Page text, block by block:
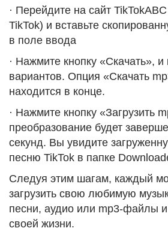
· Перейдите на сайт
TikTok) и вставьте
в поле ввода
· Нажмите кнопку «Скачать»,
вариантов. Опция «Скачать
находится в конце.
· Нажмите кнопку «Загрузить
преобразование будет
секунд. Вы увидите
песню TikTok в папке
Следуя этим шагам, каждый
загрузить свою любимую
песни, аудио или mp3-файлы и
своей жизни.